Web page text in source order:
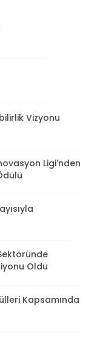
Vizyonu
Ligi'nden
Oldu
Kapsamında